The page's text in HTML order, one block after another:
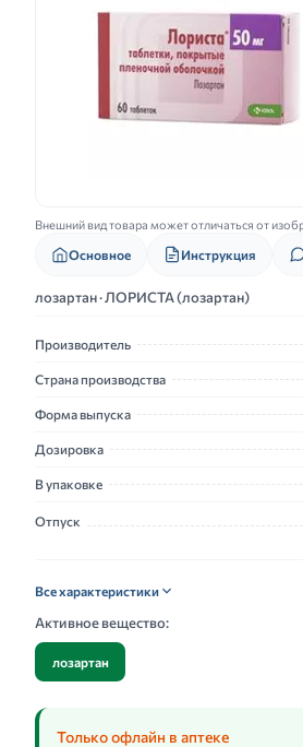
Внешний вид товара может отличаться от
Основное Инструкция
лозартан · ЛОРИСТА (лозартан)
Производитель
Страна производства
Форма выпуска
Дозировка
В упаковке
Отпуск
Все характеристики
Активное вещество:
лозартан
Только офлайн в аптеке